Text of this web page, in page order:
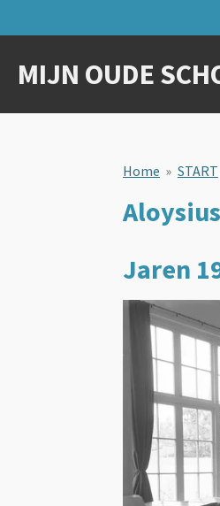
direct
deMIJN OUDE
Home » START
Jaren